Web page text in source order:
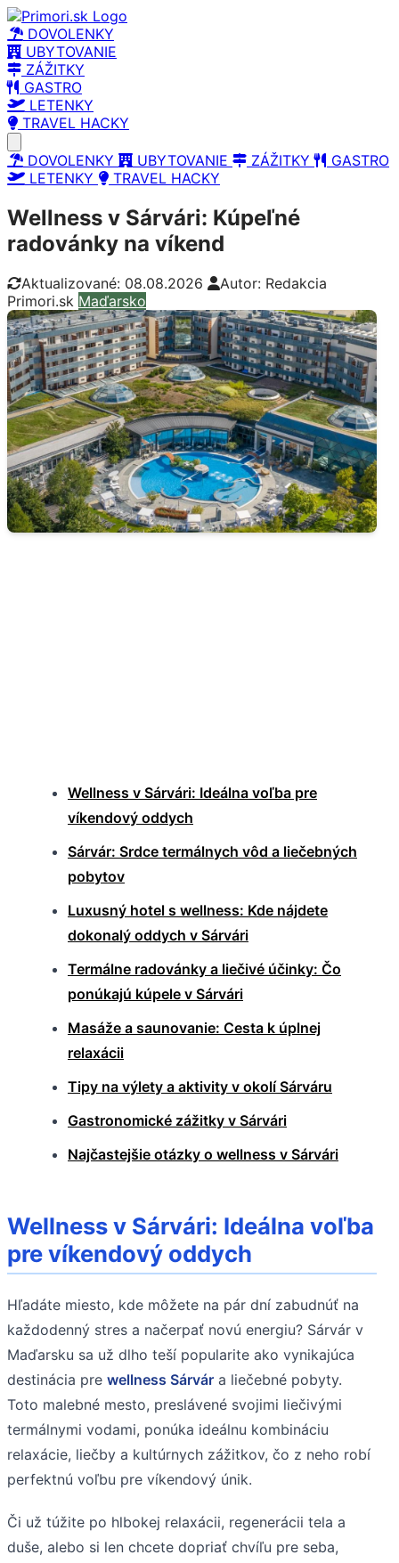
DOVOLENKY
UBYTOVANIE
ZÁŽITKY
GASTRO
LETENKY
TRAVEL HACKY
DOVOLENKY UBYTOVANIE ZÁŽITKY
GASTRO
LETENKY
TRAVEL HACKY
Wellness v Sárvári: Kúpeľné
radovánky na víkend
Aktualizované: 08.08.2026
Autor: Redakcia
Primori.sk Maďarsko
Wellness v Sárvári: Ideálna voľba pre
víkendový oddych
Sárvár: Srdce termálnych vôd a liečebných
pobytov
Luxusný hotel s wellness: Kde nájdete
dokonalý oddych v Sárvári
Termálne radovánky a liečivé účinky: Čo
ponúkajú kúpele v Sárvári
Masáže a saunovanie: Cesta k úplnej
relaxácii
Tipy na výlety a aktivity v okolí Sárváru
Gastronomické zážitky v Sárvári
Najčastejšie otázky o wellness v Sárvári
Wellness v Sárvári: Ideálna voľba
pre víkendový oddych
Hľadáte miesto, kde môžete na pár dní zabudnúť na
každodenný stres a načerpať novú energiu? Sárvár v
Maďarsku sa už dlho teší popularite ako vynikajúca
destinácia pre wellness Sárvár a liečebné pobyty.
Toto malebné mesto, preslávené svojimi liečivými
termálnymi vodami, ponúka ideálnu kombináciu
relaxácie, liečby a kultúrnych zážitkov, čo z neho robí
perfektnú voľbu pre víkendový únik.
Či už túžite po hlbokej relaxácii, regenerácii tela a
duše, alebo si len chcete dopriať chvíľu pre seba,